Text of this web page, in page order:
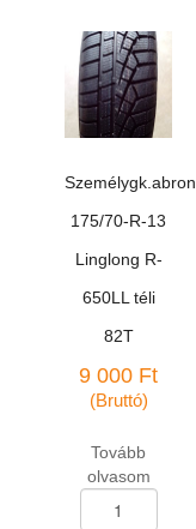
17
Antares
Grip-
20
téli
175/70-R-13
Linglong R-
650LL téli
82T
9 000 Ft
(Bruttó)
Tovább
olvasom
175/70-